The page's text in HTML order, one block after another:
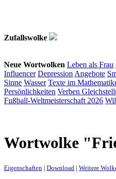
Zufallswolke
Neue Wortwolken Leben als Frau
Influencer Depression Angebote
Sinne Wasser Texte im
Persönlichkeiten Verben
Fußball-Weltmeisterschaft 2026
Wortwolke
Eigenschaften | Download | Weitere